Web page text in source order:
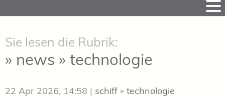
to
Sie lesen die Rubrik:
» news » technologie
22 Apr 2026, 14:58 | schiff » technologie